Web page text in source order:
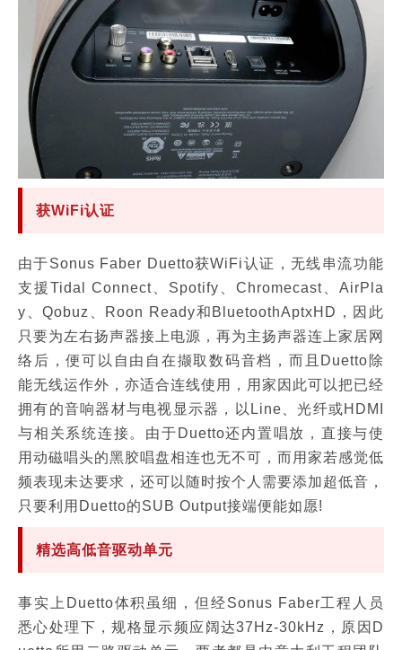
获WiFi认证
由于Sonus Faber Duetto获WiFi认证，无线串流功能
支援Tidal Connect、Spotify、Chromecast、AirPla
y、Qobuz、Roon Ready和BluetoothAptxHD，因此
只要为左右扬声器接上电源，再为主扬声器连上家居网
络后，便可以自由自在撷取数码音档，而且Duetto除
能无线运作外，亦适合连线使用，用家因此可以把已经
拥有的音响器材与电视显示器，以Line、光纤或HDMI
与相关系统连接。由于Duetto还内置唱放，直接与使
用动磁唱头的黑胶唱盘相连也无不可，而用家若感觉低
频表现未达要求，还可以随时按个人需要添加超低音，
只要利用Duetto的SUB Output接端便能如愿!
精选高低音驱动单元
事实上Duetto体积虽细，但经Sonus Faber工程人员
悉心处理下，规格显示频应阔达37Hz-30kHz，原因D